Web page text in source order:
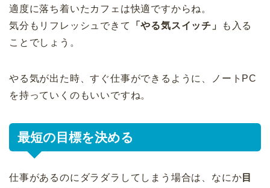
適度に落ち着いたカフェは快適ですからね。
気分もリフレッシュできて
「やる気スイッチ」
も入る
ことでしょう。
やる気が出た時、すぐ仕事ができるように、ノートPC
を持っていくのもいいですね。
最短の目標を決める
仕事があるのにダラダラしてしまう場合は、なにか 目